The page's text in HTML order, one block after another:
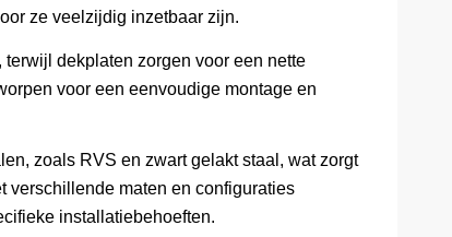
ze veelzijdig inzetbaar zijn.
dekplaten zorgen voor een nette
voor een eenvoudige montage en
zoals RVS en zwart gelakt staal, wat zorgt
verschillende maten en configuraties
installatiebehoeften.